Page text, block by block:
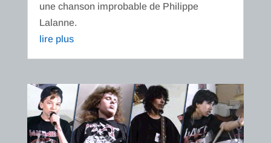
une chanson improbable de Philippe
Lalanne.
lire plus